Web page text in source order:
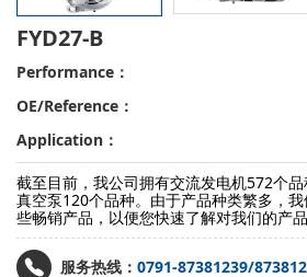
FYD27-B
Performance：
OE/Reference：
Application：
截至目前，我公司拥有交流发电机572个品
真空泵120个品种。由于产品种类繁多，
些畅销产品，以便您快速了解对我们的产品
服务热线： 0791-87381239/